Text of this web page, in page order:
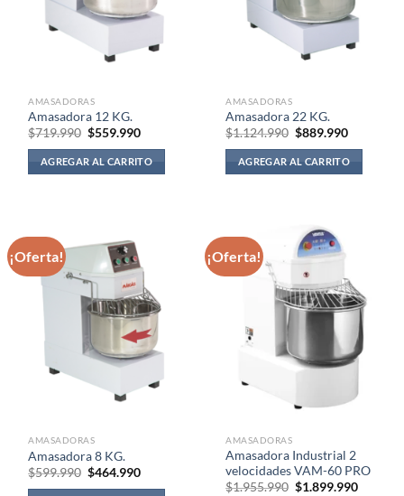
AMASADORAS
Amasadora 12 KG.
$719.990 El
original
era:
$719.990.
$559.990El
actual
es:
$559.990.
AGREGAR AL CARRITO
AMASADORAS
Amasadora 22 KG.
$1.124.990 El
original
era:
$1.124.990.
$889.990El
actual
es:
$889.990.
AGREGAR AL CARRITO
¡Oferta!
AMASADORAS
Amasadora 8 KG.
$599.990 El
$464.990El
¡Oferta!
AMASADORAS
Amasadora Industrial 2
velocidades VAM-60 PRO
$1.955.990 El
$1.899.990El